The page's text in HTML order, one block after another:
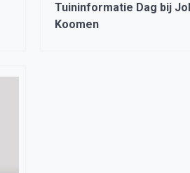
Tuininformatie Dag bij
Koomen